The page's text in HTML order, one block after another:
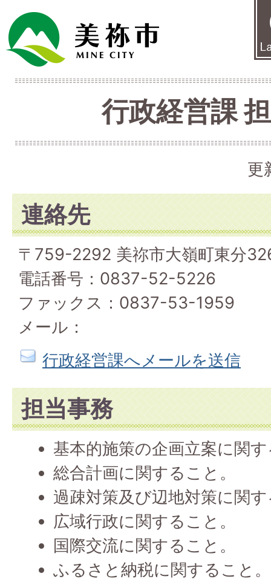
行政経営課
更
連絡先
〒759-2292 美祢市大嶺町東分
電話番号：0837-52-5226
ファックス：0837-53-1959
メール：
行政経営課へメールを送信
担当事務
基本的施策の企画立案に関
総合計画に関すること。
過疎対策及び辺地対策に関
広域行政に関すること。
国際交流に関すること。
ふるさと納税に関すること。